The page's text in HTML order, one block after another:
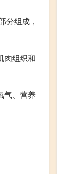
分组成，
肉组织和
气、营养